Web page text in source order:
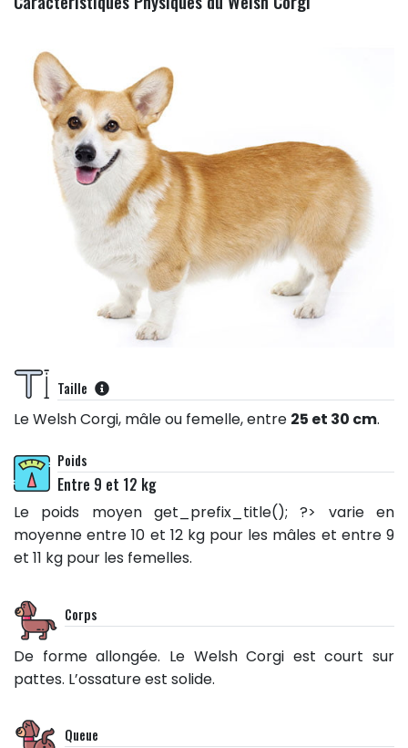
Taille
Le Welsh Corgi, mâle ou femelle, entre 25 et 30 cm.
Poids
Entre 9 et 12 kg
Le poids moyen get_prefix_title(); ?> varie en
moyenne entre 10 et 12 kg pour les mâles et entre 9
et 11 kg pour les femelles.
Corps
De forme allongée. Le Welsh Corgi est court sur
pattes. L’ossature est solide.
Queue